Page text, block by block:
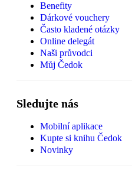
Benefity
Dárkové vouchery
Často kladené otázky
Online delegát
Naši průvodci
Můj Čedok
Sledujte nás
Mobilní aplikace
Kupte si knihu Čedok
Novinky